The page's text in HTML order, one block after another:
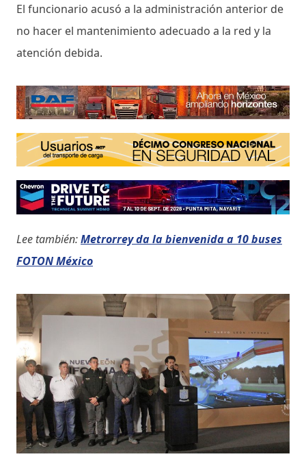
El funcionario acusó a la administración anterior de
no hacer el mantenimiento adecuado a la red y la
atención debida.
Lee también:Metrorrey da la bienvenida a 10 buses
FOTON México